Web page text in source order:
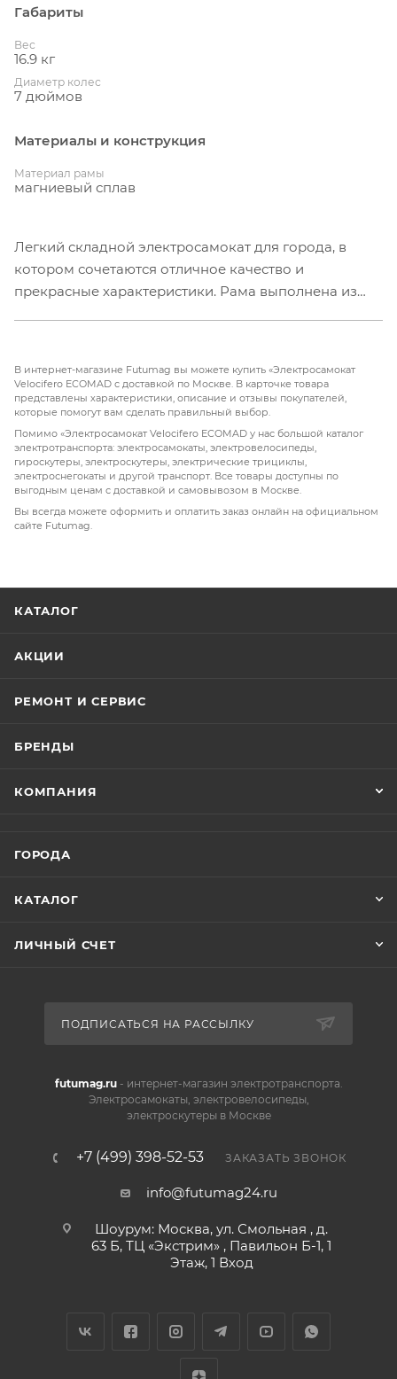
Габариты
Вес
16.9 кг
Диаметр колес
7 дюймов
Материалы и конструкция
Материал рамы
магниевый сплав
Легкий складной электросамокат для города, в
котором сочетаются отличное качество и
прекрасные характеристики. Рама выполнена из
алюминиевый сплав или сталь. Отличительная черта
такой рамы – способность сглаживать вибрации при
мотора 350 W обеспечивается максимальная
скорость до 25 км/ч, аккумулятор 36V способен
преодолевать до 30 км на одном заряде. ECOMAD
оснащен передним и задним освещением LED, что
позволит безопасно передвигаться в темное время
самокат.
В интернет-магазине Futumag вы можете купить «Электросамокат
Velocifero ECOMAD с доставкой по Москве. В карточке товара
представлены характеристики, описание и отзывы покупателей,
которые помогут вам сделать правильный выбор.
Помимо «Электросамокат Velocifero ECOMAD у нас большой каталог
электротранспорта: электросамокаты, электровелосипеды,
гироскутеры, электроскутеры, электрические трициклы,
электроснегокаты и другой транспорт. Все товары доступны по
выгодным ценам с доставкой и самовывозом в Москве.
Вы всегда можете оформить и оплатить заказ онлайн на официальном
сайте Futumag.
КАТАЛОГ
АКЦИИ
РЕМОНТ И СЕРВИС
БРЕНДЫ
КОМПАНИЯ
ГОРОДА
КАТАЛОГ
ЛИЧНЫЙ СЧЕТ
ПОДПИСАТЬСЯ НА РАССЫЛКУ
futumag.ru- интернет-магазин электротранспорта.
Электросамокаты, электровелосипеды,
электроскутеры в Москве
+7 (499) 398-52-53 ЗАКАЗАТЬ ЗВОНОК
info@futumag24.ru
Шоурум: Москва, ул. Смольная , д.
63 Б, ТЦ «Экстрим» , Павильон Б-1, 1
Этаж, 1 Вход